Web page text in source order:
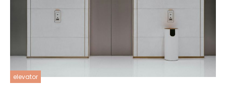
elevator